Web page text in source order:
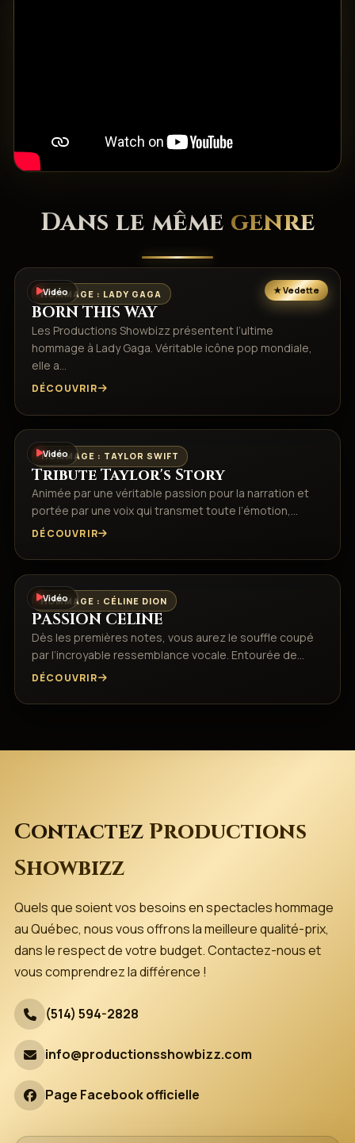
Dans le même genre
Vidéo
HOMMAGE : LADY GAGA
BORN THIS WAY
Les Productions Showbizz présentent l’ultime
hommage à Lady Gaga. Véritable icône pop mondiale,
elle a…
DÉCOUVRIR
Vidéo
HOMMAGE : TAYLOR SWIFT
Tribute Taylor's Story
Animée par une véritable passion pour la narration et
portée par une voix qui transmet toute l’émotion,…
DÉCOUVRIR
Vidéo
HOMMAGE : CÉLINE DION
PASSION CELINE
Dès les premières notes, vous aurez le souffle coupé
par l’incroyable ressemblance vocale.​ Entourée de…
DÉCOUVRIR
Contactez Productions
Showbizz
Quels que soient vos besoins en spectacles hommage
au Québec, nous vous offrons la meilleure qualité-prix,
dans le respect de votre budget. Contactez-nous et
vous comprendrez la différence !
(514) 594-2828
info@productionsshowbizz.com
Page Facebook officielle